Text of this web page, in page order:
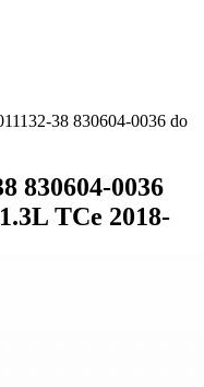
38 830604-0036 do
830604-0036
TCe 2018-